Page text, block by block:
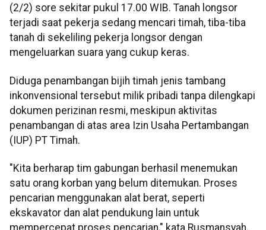
(2/2) sore sekitar pukul 17.00 WIB. Tanah longsor
terjadi saat pekerja sedang mencari timah, tiba-tiba
tanah di sekeliling pekerja longsor dengan
mengeluarkan suara yang cukup keras.
Diduga penambangan bijih timah jenis tambang
inkonvensional tersebut milik pribadi tanpa dilengkapi
dokumen perizinan resmi, meskipun aktivitas
penambangan di atas area Izin Usaha Pertambangan
(IUP) PT Timah.
"Kita berharap tim gabungan berhasil menemukan
satu orang korban yang belum ditemukan. Proses
pencarian menggunakan alat berat, seperti
ekskavator dan alat pendukung lain untuk